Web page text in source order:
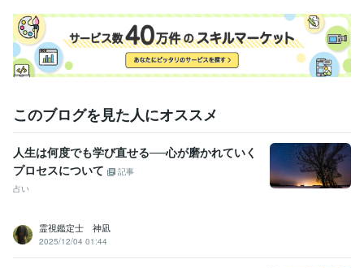
このブログを見た人にオススメ
人生は何度でも学び直せる──心が磨かれていく
プロセスについて
記事
占い
霊視鑑定士 神凪
2025/12/04 01:44